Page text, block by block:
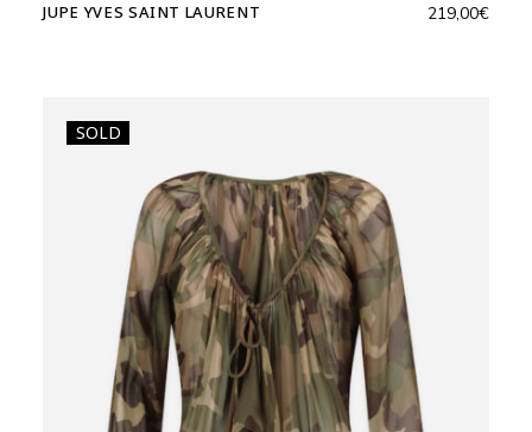
JUPE YVES SAINT LAURENT 219,00€
SOLD